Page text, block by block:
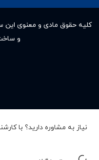
کلیه حقوق مادى و معنوى این
و
نیاز به مشاوره دارید؟ با